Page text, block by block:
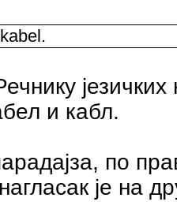
и кабл.
по
је на